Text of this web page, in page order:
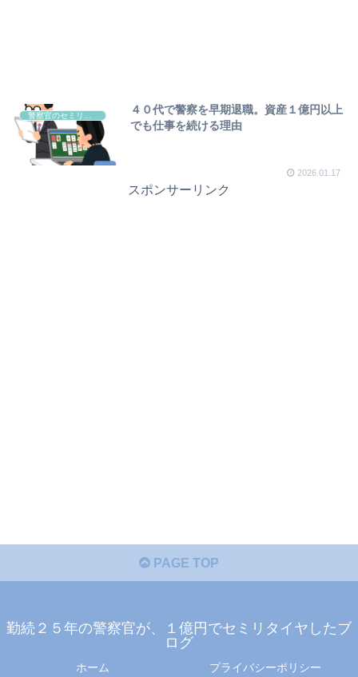
４０代で警察を早期退職。資産１億円以上
でも仕事を続ける理由
2026.01.17
スポンサーリンク
PAGE TOP
勤続２５年の警察官が、１億円でセミリタイヤしたブ
ログ
ホーム プライバシーポリシー